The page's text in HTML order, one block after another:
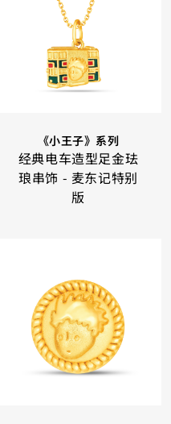
《小王子》系列
经典电车造型足金珐
琅串饰 - 麦东记特别
版